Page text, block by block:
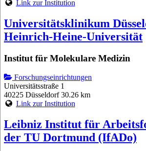
Link zur Institution
Universitätsklinikum
Heinrich-Heine-Universität
Institut für Molekulare Medizin
Forschungseinrichtungen
Universitätsstraße 1
40225 Düsseldorf 30.26 km
Link zur Institution
Leibniz Institut für
der TU Dortmund (IfADo)